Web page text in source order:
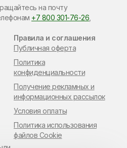
на почту
+7 800 301-76-26
Правила и соглашения
Публичная оферта
Политика
конфиденциальности
Получение рекламных и
информационных рассылок
Условия оплаты
Политика использования
файлов Cookie